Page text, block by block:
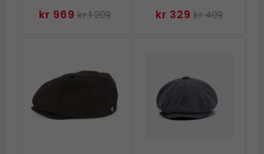
kr 969 kr 1 209 kr 329 kr 409